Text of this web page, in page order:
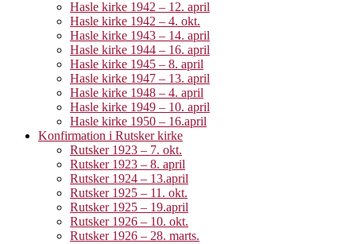
Hasle kirke 1942 – 12. april
Hasle kirke 1942 – 4. okt.
Hasle kirke 1943 – 14. april
Hasle kirke 1944 – 16. april
Hasle kirke 1945 – 8. april
Hasle kirke 1947 – 13. april
Hasle kirke 1948 – 4. april
Hasle kirke 1949 – 10. april
Hasle kirke 1950 – 16.april
Konfirmation i Rutsker kirke
Rutsker 1923 – 7. okt.
Rutsker 1923 – 8. april
Rutsker 1924 – 13.april
Rutsker 1925 – 11. okt.
Rutsker 1925 – 19.april
Rutsker 1926 – 10. okt.
Rutsker 1926 – 28. marts.